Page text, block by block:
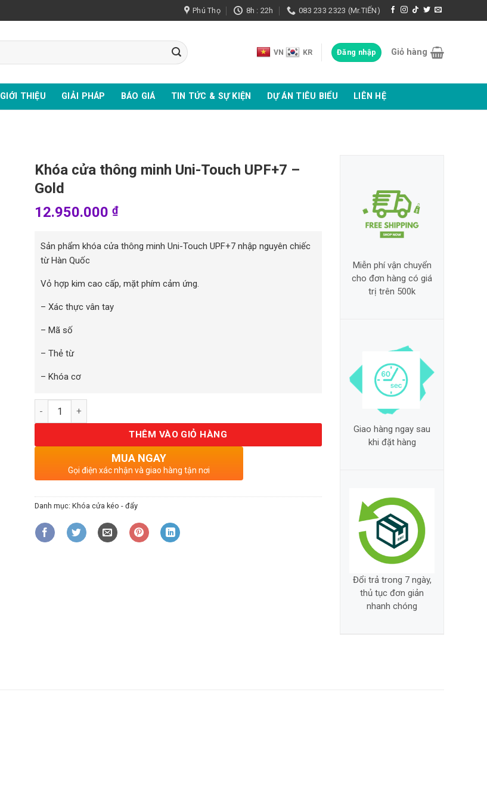
Phú Thọ 8h : 22h 083 233 2323 (Mr.TIẾN)
VN KR Đăng nhập Giỏ hàng
GIỚI THIỆU GIẢI PHÁP BÁO GIÁ TIN TỨC & SỰ KIỆN DỰ ÁN TIÊU BIỂU LIÊN HỆ
Khóa cửa thông minh Uni-Touch UPF+7 –
Gold
12.950.000 ₫
Sản phẩm khóa cửa thông minh Uni-Touch UPF+7 nhập nguyên chiếc
từ Hàn Quốc
Vỏ hợp kim cao cấp, mặt phím cảm ứng.
– Xác thực vân tay
– Mã số
– Thẻ từ
– Khóa cơ
Số lượng
THÊM VÀO GIỎ HÀNG
MUA NGAY
Gọi điện xác nhận và giao hàng tận nơi
Danh mục: Khóa cửa kéo - đẩy
Miễn phí vận chuyển
cho đơn hàng có giá
trị trên 500k
Giao hàng ngay sau
khi đặt hàng
Đổi trả trong 7 ngày,
thủ tục đơn giản
nhanh chóng